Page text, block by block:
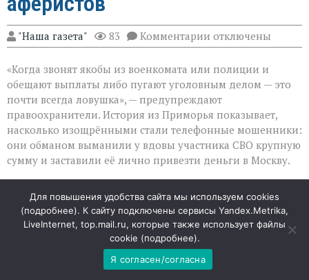
"Наша газета" 83 Комментарии к
записи
сыграли
на
самом
больном»:
вдова
военного
лишилась
миллионов
из‑за
аферистов
отключены
«Когда звонят якобы из военкомата или полиции и
обещают выплаты либо пугают уголовным делом — это
почти всегда ловушка», — предупреждают
правоохранители. История из Приморья показывает,
насколько изощрёнными стали телефонные мошенники:
они обманом выманили у вдовы участника СВО крупную
сумму и заставили её лично привезти деньги в Москву.
Ловушка с обещанием выплат
Всё началось с заманчивого предложения: женщине
позвонили и, представившись сотрудником военкомата,
пообещали дополнительные выплаты за погибшего
супруга. Для многих такие слова — не просто финансовая
Для повышения удобства сайта мы используем cookies
(подробнее). К сайту подключены сервисы Yandex.Metrika,
LiveInternet, top.mail.ru, которые также использует файлы
cookie (подробнее).
Я согласен/согласна